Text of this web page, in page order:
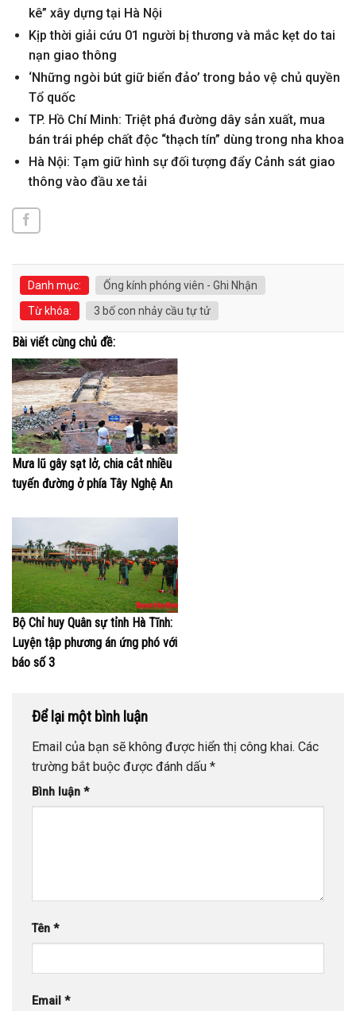
kê” xây dựng tại Hà Nội
Kịp thời giải cứu 01 người bị thương và mắc kẹt do tai
nạn giao thông
‘Những ngòi bút giữ biển đảo’ trong bảo vệ chủ quyền
Tổ quốc
TP. Hồ Chí Minh: Triệt phá đường dây sản xuất, mua
bán trái phép chất độc “thạch tín” dùng trong nha khoa
Hà Nội: Tạm giữ hình sự đối tượng đẩy Cảnh sát giao
thông vào đầu xe tải
Danh mục:
Ống kính phóng viên - Ghi Nhận
Từ khóa:
3 bố con nhảy cầu tự tử
Bài viết cùng chủ đề:
Mưa lũ gây sạt lở, chia cắt nhiều
tuyến đường ở phía Tây Nghệ An
Bộ Chỉ huy Quân sự tỉnh Hà Tĩnh:
Luyện tập phương án ứng phó với
báo số 3
Để lại một bình luận
Email của bạn sẽ không được hiển thị công khai. Các
trường bắt buộc được đánh dấu *
Bình luận *
Tên *
Email *